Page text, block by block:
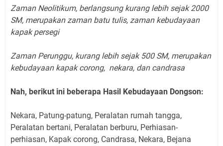
Zaman Neolitikum, berlangsung kurang lebih sejak 2000
SM, merupakan zaman batu tulis, zaman kebudayaan
kapak persegi
Zaman Perunggu, kurang lebih sejak 500 SM, merupakan
kebudayaan kapak corong, nekara, dan candrasa
Nah, berikut ini beberapa Hasil Kebudayaan Dongson:
Nekara, Patung-patung, Peralatan rumah tangga,
Peralatan bertani, Peralatan berburu, Perhiasan-
perhiasan, Kapak corong, Candrasa, Nekara, Bejana